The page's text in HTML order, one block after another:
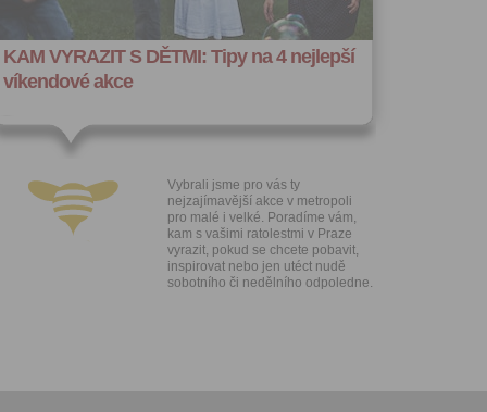
KAM VYRAZIT S DĚTMI: Tipy na 4 nejlepší
víkendové akce
Vybrali jsme pro vás ty
nejzajímavější akce v metropoli
pro malé i velké. Poradíme vám,
kam s vašimi ratolestmi v Praze
vyrazit, pokud se chcete pobavit,
inspirovat nebo jen utéct nudě
sobotního či nedělního odpoledne.
souhlas
sdělení
let, nebo
starší 16